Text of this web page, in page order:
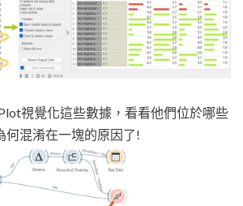
視覺化這些數據，看看他們位於哪些
何混淆在一塊的原因了!